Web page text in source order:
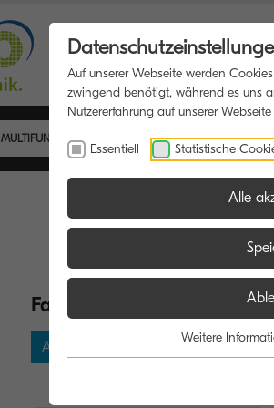
MULTIFUNKTIONSDRUCKER SOFTWARE BLOG
Farbe:
Alle Farbe
Auf unserer Webseite werden
zwingend benötigt, während es uns
Nutzererfahrung auf unserer Webseite
Essentiell Statistische
Alle
Weitere